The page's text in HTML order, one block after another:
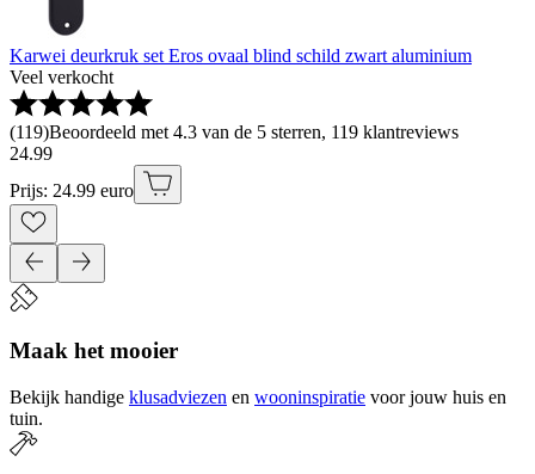
Karwei deurkruk set Eros ovaal blind schild zwart aluminium
Veel verkocht
(119)Beoordeeld met 4.3 van de 5 sterren, 119 klantreviews
24.99
Prijs: 24.99 euro
Maak het mooier
Bekijk handige klusadviezen en wooninspiratie voor jouw huis en
tuin.